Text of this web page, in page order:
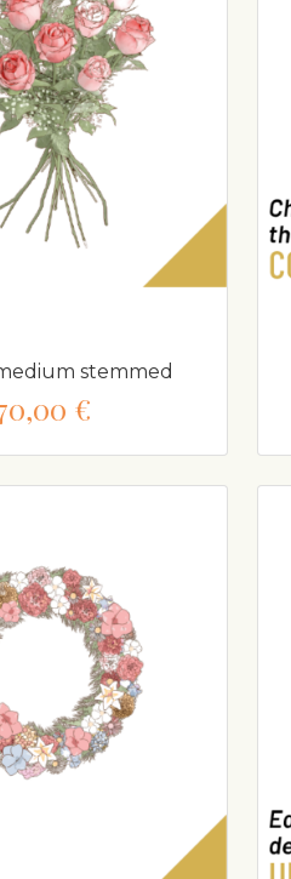
stemmed
€